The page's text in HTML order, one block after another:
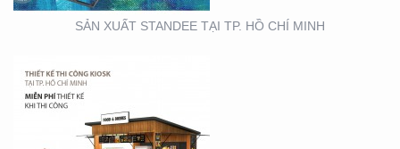
SẢN XUẤT STANDEE TẠI TP. HỒ CHÍ MINH
THIẾT KẾ- THI CÔNG
BẢNG HIỆU ” NHA KHOA